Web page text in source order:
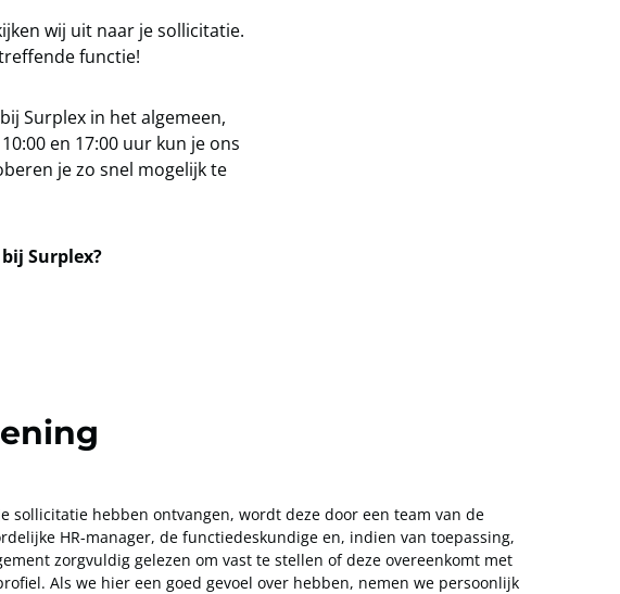
wij uit naar je sollicitatie.
functie!
Surplex in het algemeen,
en 17:00 uur kun je ons
je zo snel mogelijk te
Surplex?
sollicitatie hebben ontvangen, wordt deze door een team van de
HR-manager, de functiedeskundige en, indien van toepassing,
zorgvuldig gelezen om vast te stellen of deze overeenkomt met
Als we hier een goed gevoel over hebben, nemen we persoonlijk